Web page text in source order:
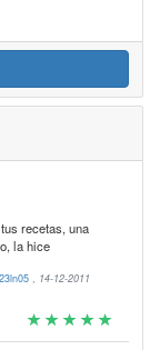
recetas, una
la hice
, 14-12-2011